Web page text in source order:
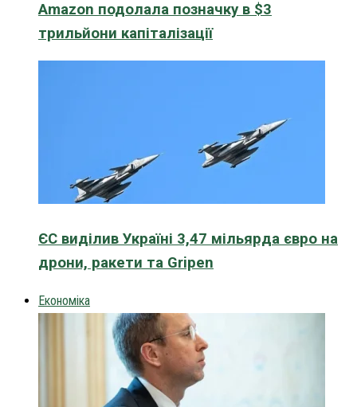
Amazon подолала позначку в $3
трильйони капіталізації
ЄС виділив Україні 3,47 мільярда євро на
дрони, ракети та Gripen
Економіка